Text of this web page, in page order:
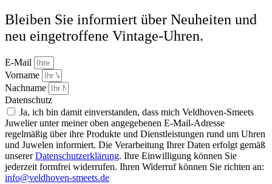
Bleiben Sie informiert über Neuheiten und
neu eingetroffene Vintage-Uhren.
E-Mail
Vorname
Nachname
Datenschutz
Ja, ich bin damit einverstanden, dass mich Veldhoven-Smeets
Juwelier unter meiner oben angegebenen E-Mail-Adresse
regelmäßig über ihre Produkte und Dienstleistungen rund um Uhren
und Juwelen informiert. Die Verarbeitung Ihrer Daten erfolgt gemäß
unsererDatenschutzerklärung. Ihre Einwilligung können Sie
jederzeit formfrei widerrufen. Ihren Widerruf können Sie richten an:
info@veldhoven-smeets.de